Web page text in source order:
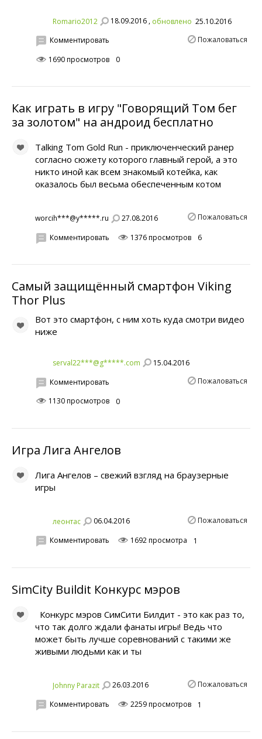
Romario2012 18.09.2016 , обновлено 25.10.2016
Пожаловаться
Комментировать
1690 просмотров
0
Как играть в игру "Говорящий Том бег
за золотом" на андроид бесплатно
Talking Tom Gold Run - приключенческий ранер
согласно сюжету которого главный герой, а это
никто иной как всем знакомый котейка, как
оказалось был весьма обеспеченным котом
worcih***@y*****.ru 27.08.2016 Пожаловаться
Комментировать 1376 просмотров 6
Самый защищённый смартфон Viking
Thor Plus
Вот это смартфон, с ним хоть куда смотри видео
ниже
serval22***@g*****.com
15.04.2016
Пожаловаться
Комментировать
1130 просмотров
0
Игра Лига Ангелов
Лига Ангелов – свежий взгляд на браузерные
игры
леонтас 06.04.2016 Пожаловаться
Комментировать 1692 просмотра 1
SimCity Buildit Конкурс мэров
Конкурс мэров СимСити Билдит - это как раз то,
что так долго ждали фанаты игры! Ведь что
может быть лучше соревнований с такими же
живыми людьми как и ты
Johnny Parazit 26.03.2016 Пожаловаться
Комментировать 2259 просмотров 1